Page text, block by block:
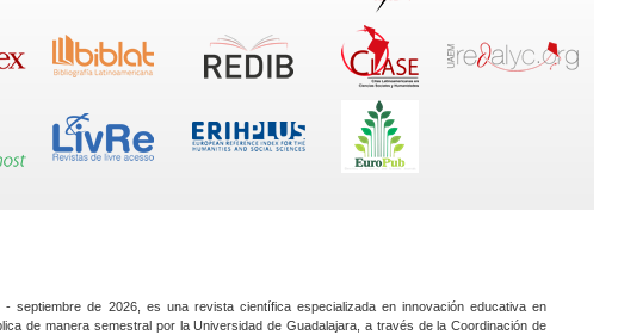
septiembre de 2026, es una revista científica especializada en innovación educativa en
de manera semestral por la Universidad de Guadalajara, a través de la Coordinación de